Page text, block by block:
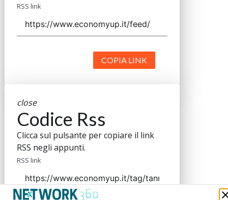
RSS link
COPIA LINK
close
Codice Rss
Clicca sul pulsante per copiare il link
RSS negli appunti.
RSS link